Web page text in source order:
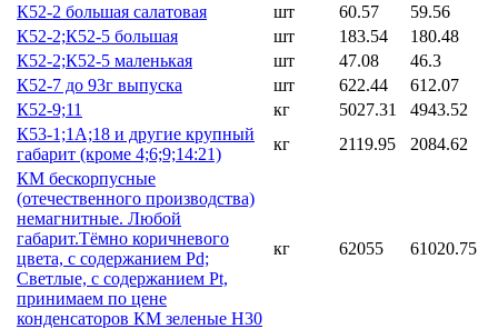
К52-2 большая салатовая
шт 60.57
59.56
К52-2;К52-5 большая
шт 183.54
180.48
К52-2;К52-5 маленькая
шт 47.08
46.3
К52-7 до 93г выпуска
шт 622.44
612.07
К52-9;11
кг 5027.31
4943.52
К53-1;1А;18 и другие крупный
габарит (кроме 4;6;9;14:21)
кг 2119.95
2084.62
КМ бескорпусные
(отечественного производства)
немагнитные. Любой
габарит.Тёмно коричневого
цвета, с содержанием Pd;
Светлые, с содержанием Pt,
принимаем по цене
конденсаторов КМ зеленые Н30
кг 62055 61020.75